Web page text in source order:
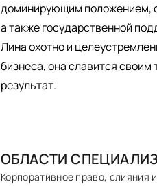
доминирующим положением,
а также государственной
Лина охотно и
бизнеса, она славится
результат.
ОБЛАСТИ
Корпоративное право, слияния и